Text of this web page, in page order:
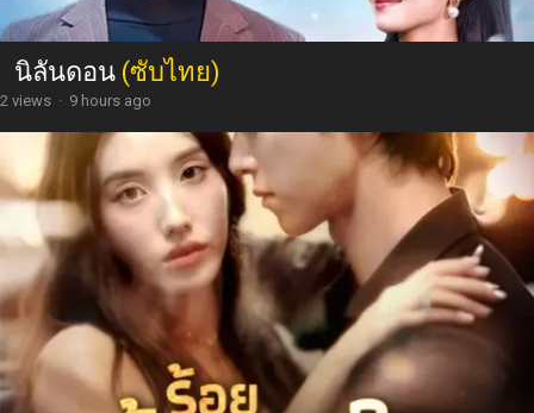
นิลันดอน (ซับไทย)
2 views · 9 hours ago